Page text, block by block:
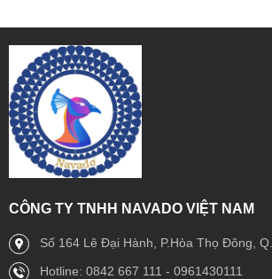
CÔNG TY TNHH NAVADO VIỆT NAM
Số 164 Lê Đại Hành, P.Hòa Thọ Đông,
Hotline: 0842 667 111 - 0961430111